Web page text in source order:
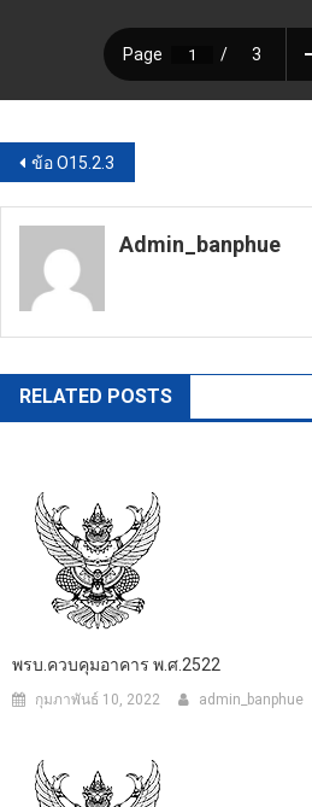
แนะแนว
เรื่อง
ข้อ O15.2.3
Admin_banphue
RELATED POSTS
พรบ.ควบคุมอาคาร พ.ศ.2522
กุมภาพันธ์ 10, 2022 admin_banphue